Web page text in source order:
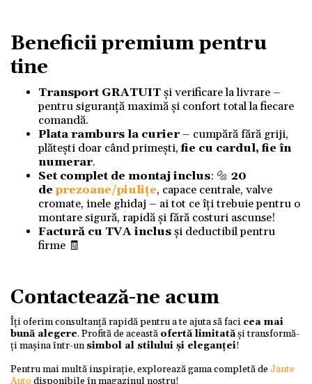
Beneficii premium pentru
tine
Transport GRATUITși verificare la livrare –
pentru siguranță maximă și confort total la fiecare
comandă.
Plata ramburs la curier– cumpără fără griji,
plătești doar când primești,fie cu cardul, fie în
numerar.
Set complet de montaj inclus: 🔩 20
deprezoane/piulițe, capace centrale, valve
cromate, inele ghidaj – ai tot ce îți trebuie pentru o
montare sigură, rapidă și fără costuri ascunse!
Factură cu TVA inclusși deductibil pentru
firme 🧾
Contactează-ne acum
Îți oferim consultanță rapidă pentru a te ajuta să faci cea mai
bună alegere. Profită de această ofertă limitatăși transformă-
ți mașina într-unsimbol al stilului și eleganței!
Pentru mai multă inspirație, explorează gama completă deJante
Autodisponibile în magazinul nostru!